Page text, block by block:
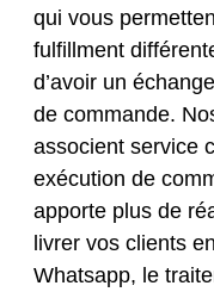
qui vous
fulfillment
d’avoir un
de commande.
associent service
exécution de
apporte plus de
livrer vos clients
Whatsapp, le